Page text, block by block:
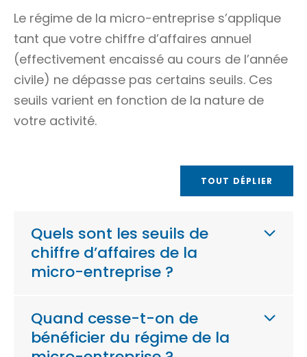
Le régime de la micro-entreprise s’applique
tant que votre chiffre d’affaires annuel
(effectivement encaissé au cours de l’année
civile) ne dépasse pas certains seuils. Ces
seuils varient en fonction de la nature de
votre activité.
TOUT DÉPLIER
Quels sont les seuils de
chiffre d’affaires de la
micro-entreprise ?
Quand cesse-t-on de
bénéficier du régime de la